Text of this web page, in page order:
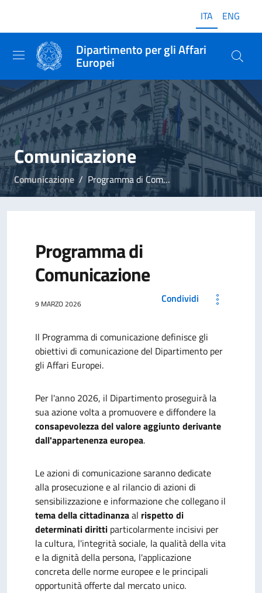
ITA ENG
Dipartimento per gli Affari
Europei
Comunicazione
Comunicazione Programma di Comunicazione
Programma di
Comunicazione
9 MARZO 2026 Condividi
Il Programma di comunicazione definisce gli
obiettivi di comunicazione del Dipartimento per
gli Affari Europei.
Per l'anno 2026, il Dipartimento proseguirà la
sua azione volta a promuovere e diffondere la
consapevolezza del valore aggiunto derivante
dall'appartenenza europea.
Le azioni di comunicazione saranno dedicate
alla prosecuzione e al rilancio di azioni di
sensibilizzazione e informazione che collegano il
tema della cittadinanzaal rispetto di
determinati diritti particolarmente incisivi per
la cultura, l'integrità sociale, la qualità della vita
e la dignità della persona, l'applicazione
concreta delle norme europee e le principali
opportunità offerte dal mercato unico.